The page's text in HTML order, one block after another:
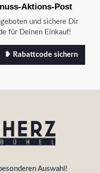
Aktions-Post
und sichere Dir
für Deinen Einkauf!
❥ Rabattcode sichern
Auswahl!